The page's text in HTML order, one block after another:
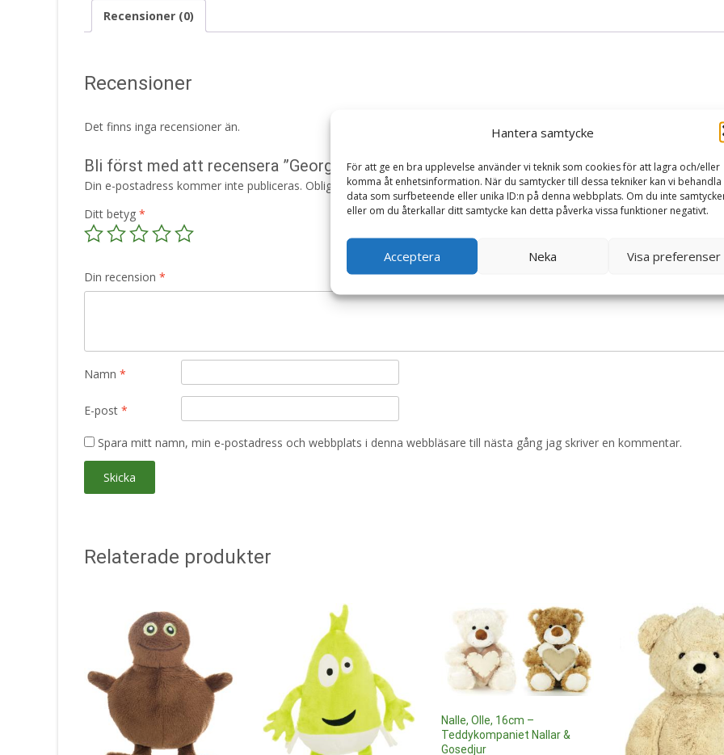
Hantera samtycke
För att ge en bra upplevelse använder vi teknik som cookies för att lagra och/eller
komma åt enhetsinformation. När du samtycker till dessa tekniker kan vi behandla
data som surfbeteende eller unika ID:n på denna webbplats. Om du inte
eller om du återkallar ditt samtycke kan detta påverka vissa funktioner negativt.
Acceptera Neka Visa preferenser
Recensioner (0)
Recensioner
Det finns inga recensioner än.
Bli först med att recensera ”Georg Gris Gosedjur, 33cm Nallar & Gosedjur”
Din e-postadress kommer inte publiceras. Obligatoriska fält är märkta*
Ditt betyg *
Din recension *
Namn *
E-post *
Spara mitt namn, min e-postadress och webbplats i denna webbläsare till nästa gång jag skriver en kommentar.
Relaterade produkter
Nalle, Olle, 16cm –
Teddykompaniet Nallar &
Gosedjur